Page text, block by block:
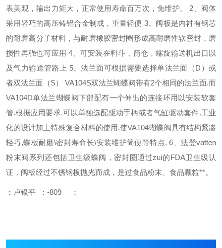
表美观，输出力矩大，正常使用寿命百万次，免维护。
2 、阀体
采用轻巧的高压铸铝合金制成，重量轻便 3、阀板是内衬有钢芯
的耐磨高分子材料，与耐磨橡胶密封圈形成高耐磨性软密封，磨
损性再强也可应用 4 、可安装在料斗，筒仓，螺旋输送机出口以
及气力输送管路上 5、法兰面可根据需要选择单法兰面（D ）或
者双法兰面（S） VA104S双法兰蝴蝶阀带有2个相同的法兰面.而
VA104D单法兰蝴蝶阀下部配有一个伸出的连接环用以安装软套
管.根据应用要求.可以单独选配驱动手柄或者气缸驱动套件.工业
化的设计加上特殊复合材料的使用.使VA104蝴蝶阀具有结构紧凑
轻巧,蝶板耐磨\密封寿命长\安装维护简便等特点. 6 、法登vatten
粉末阀系列还包括卫生级蝶阀，密封圈通过zui的FDA卫生级认
证，阀板经过不锈钢板抛光而成，是过食品粉末、食品颗粒**。
：卢银平 ： -809 ：